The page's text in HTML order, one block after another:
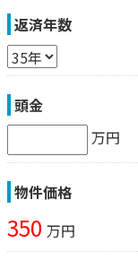
返済年数
頭金
万円
物件価格
350 万円